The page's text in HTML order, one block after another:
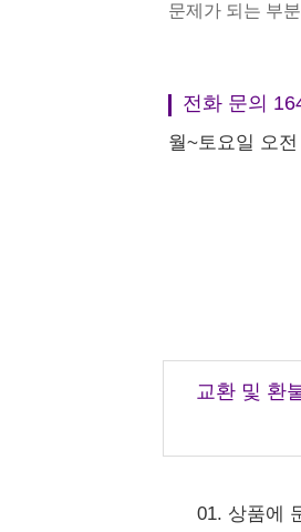
문제가 되는 부
전화 문의
월~토요일 오
교환 및 환
01. 상품에